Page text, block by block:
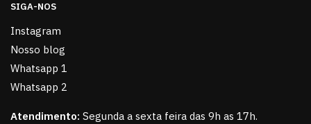
SIGA-NOS
Instagram
Nosso blog
Whatsapp 1
Whatsapp 2
Atendimento: Segunda a sexta feira das 9h as 17h.